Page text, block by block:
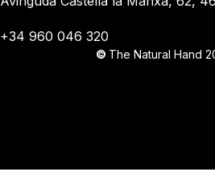
+34 960 046 320
© The Natural Hand